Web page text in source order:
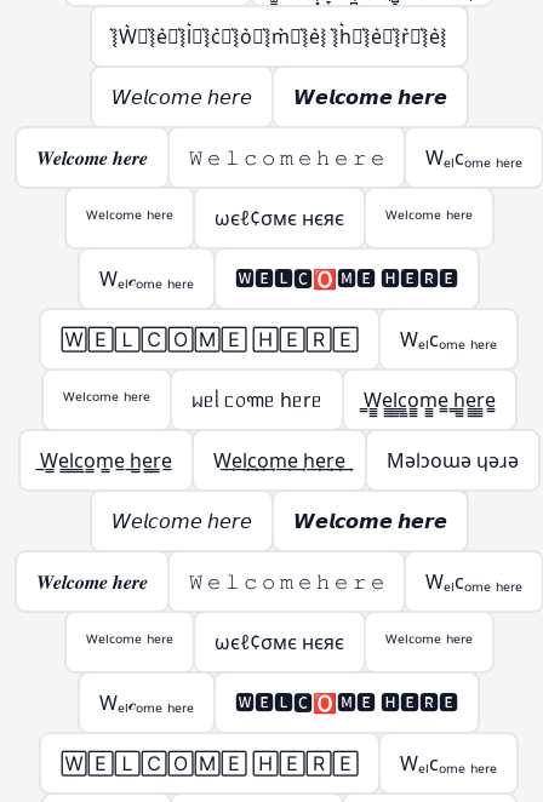
͛⦚W͛⦚͛⦚e͛⦚͛⦚l͛⦚͛⦚c͛⦚͛⦚o͛⦚͛⦚m͛⦚͛⦚e͛⦚ ͛⦚h͛⦚͛⦚e͛⦚͛⦚r͛⦚͛⦚e͛⦚
𝘞𝘦𝘭𝘤𝘰𝘮𝘦 𝘩𝘦𝘳𝘦 𝙒𝙚𝙡𝙘𝙤𝙢𝙚 𝙝𝙚𝙧𝙚
𝑾𝒆𝒍𝒄𝒐𝒎𝒆 𝒉𝒆𝒓𝒆 𝚆 𝚎 𝚕 𝚌 𝚘 𝚖 𝚎 𝚑 𝚎 𝚛 𝚎 Wₑₗcₒₘₑ ₕₑᵣₑ
ᵂᵉˡᶜᵒᵐᵉ ʰᵉʳᵉ ωєℓ¢σмє нєяє ᵂᵉˡᶜᵒᵐᵉ ʰᵉʳᵉ
Wₑₗ𝒸ₒₘₑ ₕₑᵣₑ 🆆🅴🅻🅲🅾🅼🅴 🅷🅴🆁🅴
🅆🄴🄻🄲🄾🄼🄴 🄷🄴🅁🄴 Wₑₗcₒₘₑ ₕₑᵣₑ
ᵂᵉˡᶜᵒᵐᵉ ʰᵉʳᵉ ᥕᥱᥣ ᥴ᥆꧑ᥱ hᥱrᥱ ̳W̳̳e̳̳l̳̳c̳̳o̳̳m̳̳e̳ ̳h̳̳e̳̳r̳̳e̳
̲W̲̲e̲̲l̲̲c̲̲o̲̲m̲̲e̲ ̲h̲̲e̲̲r̲̲e̲ W͢e͢l͢c͢o͢m͢e͢ h͢e͢r͢e͢ Mǝlɔoɯǝ ɥǝɹǝ
𝘞𝘦𝘭𝘤𝘰𝘮𝘦 𝘩𝘦𝘳𝘦 𝙒𝙚𝙡𝙘𝙤𝙢𝙚 𝙝𝙚𝙧𝙚
𝑾𝒆𝒍𝒄𝒐𝒎𝒆 𝒉𝒆𝒓𝒆 𝚆 𝚎 𝚕 𝚌 𝚘 𝚖 𝚎 𝚑 𝚎 𝚛 𝚎 Wₑₗcₒₘₑ ₕₑᵣₑ
ᵂᵉˡᶜᵒᵐᵉ ʰᵉʳᵉ ωєℓ¢σмє нєяє ᵂᵉˡᶜᵒᵐᵉ ʰᵉʳᵉ
Wₑₗ𝒸ₒₘₑ ₕₑᵣₑ 🆆🅴🅻🅲🅾🅼🅴 🅷🅴🆁🅴
🅆🄴🄻🄲🄾🄼🄴 🄷🄴🅁🄴 Wₑₗcₒₘₑ ₕₑᵣₑ